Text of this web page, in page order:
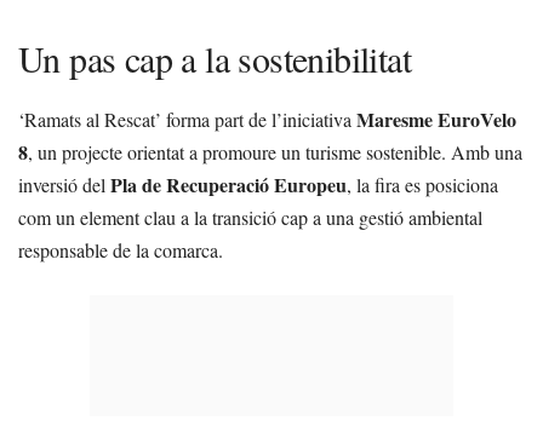
Un pas cap a la sostenibilitat
‘Ramats al Rescat’ forma part de l’iniciativa Maresme EuroVelo
8, un projecte orientat a promoure un turisme sostenible. Amb una
inversió del Pla de Recuperació Europeu, la fira es posiciona
com un element clau a la transició cap a una gestió ambiental
responsable de la comarca.